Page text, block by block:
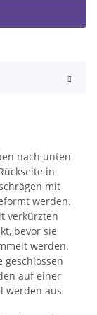
nach unten
in
mit
werden.
verkürzten
bevor sie
werden.
geschlossen
auf einer
werden aus